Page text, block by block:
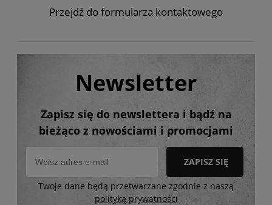
Przejdź do formularza kontaktowego
Newsletter
Zapisz się do newslettera i bądź na
bieżąco z nowościami i promocjami
ZAPISZ SIĘ
Twoje dane będą przetwarzane zgodnie z naszą
polityką prywatności